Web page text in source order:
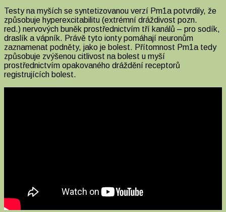
Testy na myších se syntetizovanou verzí Pm1a potvrdily, že
způsobuje hyperexcitabilitu (extrémní dráždivost pozn.
red.) nervových buněk prostřednictvím tří kanálů – pro sodík,
draslík a vápník. Právě tyto ionty pomáhají neuronům
zaznamenat podněty, jako je bolest. Přítomnost Pm1a tedy
způsobuje zvýšenou citlivost na bolest u myší
prostřednictvím opakovaného dráždění receptorů
registrujících bolest.